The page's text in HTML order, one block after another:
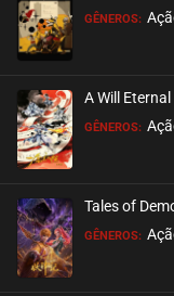
GÊNEROS:
A Will
GÊNEROS:
Tales of
GÊNEROS: